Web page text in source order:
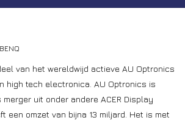
van het wereldwijd actieve AU Optronics
high tech electronica. AU Optronics is
uit onder andere ACER Display
een omzet van bijna 13 miljard. Het is met